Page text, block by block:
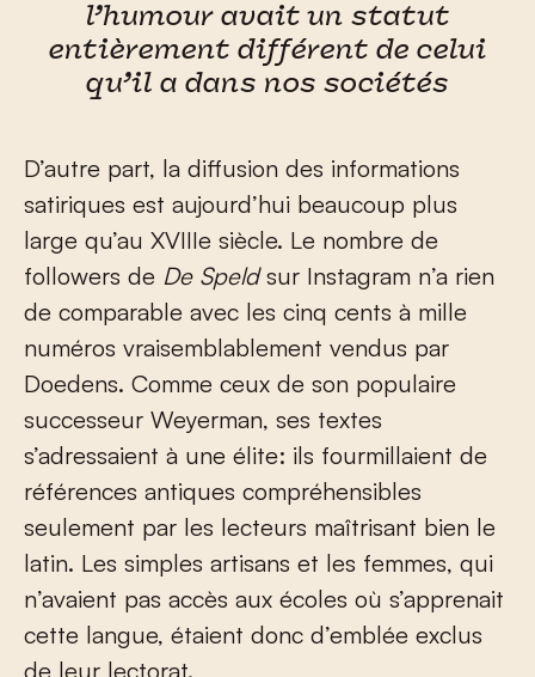
l’humour avait un statut
entièrement différent de celui
qu’il a dans nos sociétés
D’autre part, la diffusion des informations
satiriques est aujourd’hui beaucoup plus
large qu’au XVIIIe siècle. Le nombre de
followers de De Speldsur Instagram n’a rien
de comparable avec les cinq cents à mille
numéros vraisemblablement vendus par
Doedens. Comme ceux de son populaire
successeur Weyerman, ses textes
s’adressaient à une élite: ils fourmillaient de
références antiques compréhensibles
seulement par les lecteurs maîtrisant bien le
latin. Les simples artisans et les femmes, qui
n’avaient pas accès aux écoles où s’apprenait
cette langue, étaient donc d’emblée exclus
de leur lectorat.